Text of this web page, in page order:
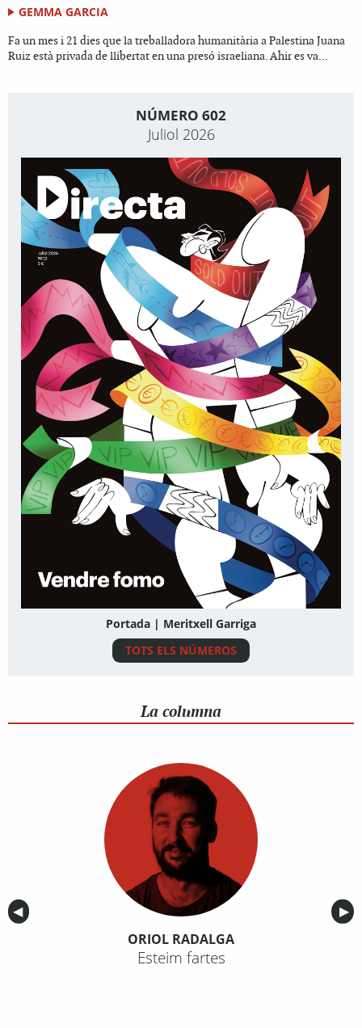
GEMMA GARCIA
Fa un mes i 21 dies que la treballadora humanitària a Palestina Juana
Ruiz està privada de llibertat en una presó israeliana. Ahir es va...
NÚMERO 602
Juliol 2026
Portada | Meritxell Garriga
TOTS ELS NÚMEROS
La columna
Anterior
◀︎ ▶︎
ORIOL RADALGA
Esteim fartes